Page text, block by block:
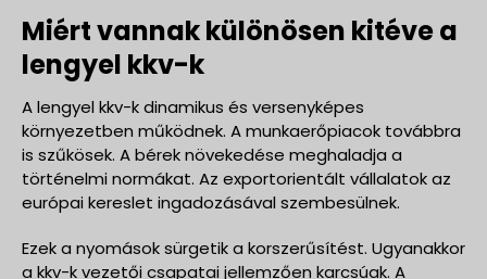
Miért vannak különösen kitéve a
lengyel kkv-k
A lengyel kkv-k dinamikus és versenyképes
környezetben működnek. A munkaerőpiacok továbbra
is szűkösek. A bérek növekedése meghaladja a
történelmi normákat. Az exportorientált vállalatok az
európai kereslet ingadozásával szembesülnek.
Ezek a nyomások sürgetik a korszerűsítést. Ugyanakkor
a kkv-k vezetői csapatai jellemzően karcsúak. A